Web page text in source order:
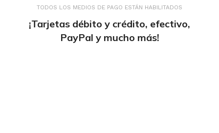
TODOS LOS MEDIOS DE PAGO ESTÁN HABILITADOS
¡Tarjetas débito y crédito, efectivo,
PayPal y mucho más!